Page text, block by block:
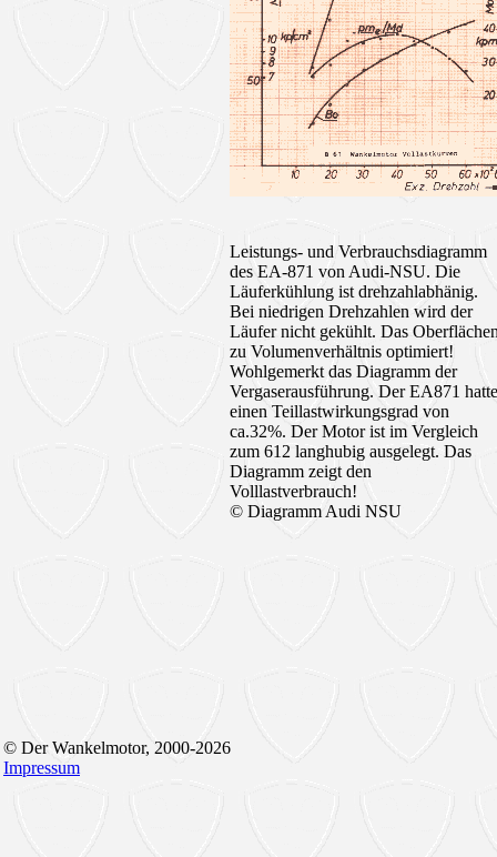
Leistungs- und Verbrauchsdiagramm
des EA-871 von Audi-NSU. Die
Läuferkühlung ist drehzahlabhänig.
Bei niedrigen Drehzahlen wird der
Läufer nicht gekühlt. Das
zu Volumenverhältnis optimiert!
Wohlgemerkt das Diagramm der
Vergaserausführung. Der EA871 hatte
einen Teillastwirkungsgrad von
ca.32%. Der Motor ist im Vergleich
zum 612 langhubig ausgelegt. Das
Diagramm zeigt den
Volllastverbrauch!
© Diagramm Audi NSU
© Der Wankelmotor, 2000-2026
Impressum